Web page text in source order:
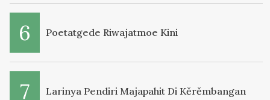
Poetatgede Riwajatmoe Kini
Larinya Pendiri Majapahit Di Kěrěmbangan